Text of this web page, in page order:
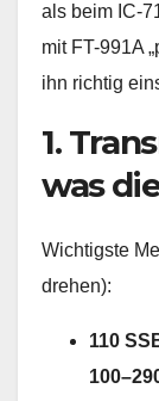
als beim IC-
mit FT-991A
ihn richtig
1.
was
Wichtigste
drehen):
110